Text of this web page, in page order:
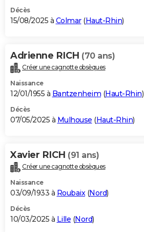
Décès
15/08/2025 à Colmar(Haut-Rhin)
Adrienne RICH (70 ans)
Créer une cagnotte obsèques
Naissance
12/01/1955 à Bantzenheim (Haut-Rhin)
Décès
07/05/2025 à Mulhouse (Haut-Rhin)
Xavier RICH (91 ans)
Créer une cagnotte obsèques
Naissance
03/09/1933 à Roubaix(Nord)
Décès
10/03/2025 à Lille (Nord)